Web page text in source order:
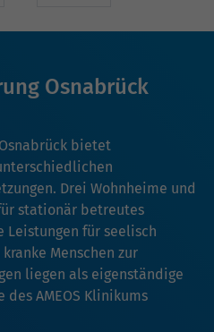
Osnabrück
bietet
Drei Wohnheime und
stationär betreutes
für seelisch
Menschen zur
liegen als eigenständige
AMEOS Klinikums